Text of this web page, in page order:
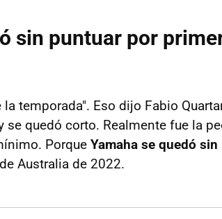
sin puntuar por
temporada". Eso dijo Fabio
se quedó corto. Realmente fue la
Porque Yamaha se quedó
Australia de 2022.